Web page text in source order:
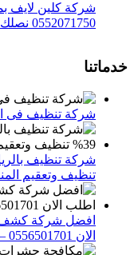
0552071750 نصلك اينما كنت
خدماتنا
شركة تنظيف فى
تنظيف وتعقيم
الان 0556501701‬‏ – تقارير معتمدة